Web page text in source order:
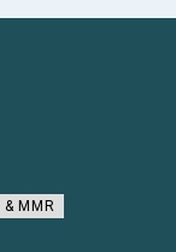
& MMR